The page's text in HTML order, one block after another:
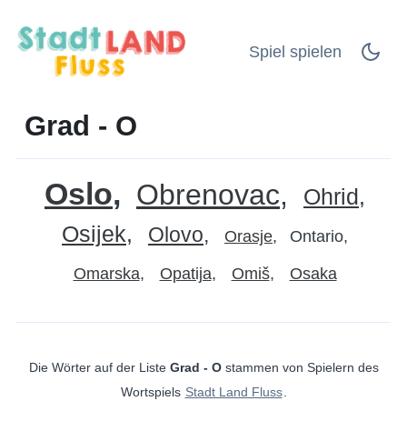
Spiel spielen
Grad - O
Oslo Obrenovac
Ohrid
Osijek
Olovo Orasje Ontario
Omarska Opatija Omiš Osaka
Die Wörter auf der Liste Grad - Ostammen von Spielern des
Wortspiels Stadt Land Fluss